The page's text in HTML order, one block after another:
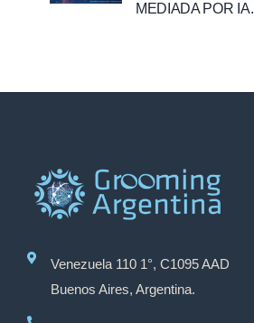
MEDIADA POR IA.
Venezuela 110 1°, C1095 AAD
Buenos Aires, Argentina.